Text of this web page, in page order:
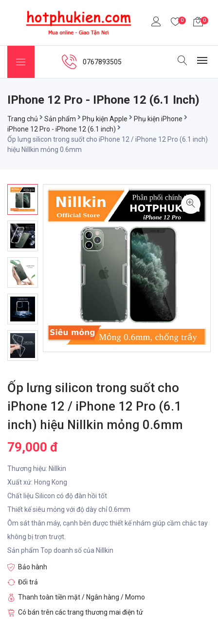
0 0
0767893505
IPhone 12 Pro - IPhone 12 (6.1 Inch)
Trang chủ Sản phẩm Phụ kiện Apple
Phụ kiện iPhone
iPhone 12 Pro - iPhone 12 (6.1 inch)
Ốp lưng silicon trong suốt cho iPhone 12 / iPhone 12 Pro (6.1 inch)
hiệu Nillkin mỏng 0.6mm
Ốp lưng silicon trong suốt cho
iPhone 12 / iPhone 12 Pro (6.1
inch) hiệu Nillkin mỏng 0.6mm
79,000 đ
Thương hiệu: Nillkin
Xuất xứ: Hong Kong
Chất liệu Silicon có độ đàn hồi tốt
Thiết kế siêu mỏng với độ dày chỉ 0.6mm
Ôm sát thân máy, cạnh bên được thiết kế nhám giúp cầm chắc tay
không bị trơn trượt.
Sản phẩm Top doanh số của Nillkin
Bảo hành
Đổi trả
Thanh toàn tiền mặt / Ngân hàng / Momo
Có bán trên các trang thương mai điện tử